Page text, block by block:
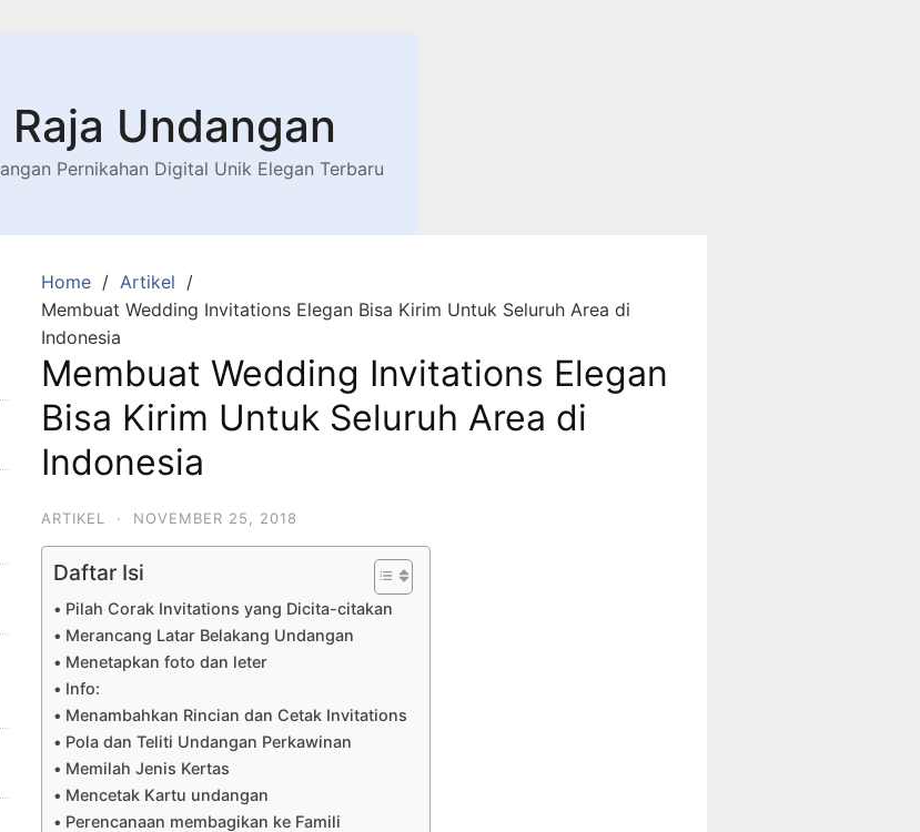
Raja Undangan
Pernikahan Digital Unik Elegan Terbaru
Home
Artikel
Membuat Wedding Invitations Elegan Bisa Kirim Untuk Seluruh Area di
Indonesia
Membuat Wedding Invitations Elegan
Bisa Kirim Untuk Seluruh Area di
Indonesia
ARTIKEL · NOVEMBER 25, 2018
Daftar Isi
Pilah Corak Invitations yang Dicita-citakan
Merancang Latar Belakang Undangan
Menetapkan foto dan leter
Info:
Menambahkan Rincian dan Cetak Invitations
Pola dan Teliti Undangan Perkawinan
Memilah Jenis Kertas
Mencetak Kartu undangan
Perencanaan membagikan ke Famili